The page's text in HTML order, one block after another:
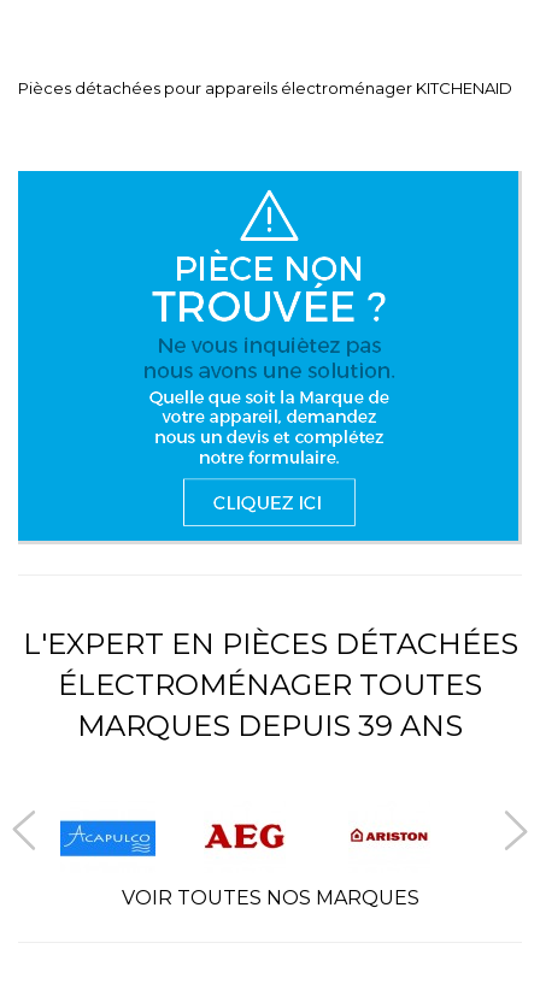
Pièces détachées pour appareils électroménager KITCHENAID
L'EXPERT EN PIÈCES DÉTACHÉES
ÉLECTROMÉNAGER TOUTES
MARQUES DEPUIS 39 ANS
VOIR TOUTES NOS MARQUES